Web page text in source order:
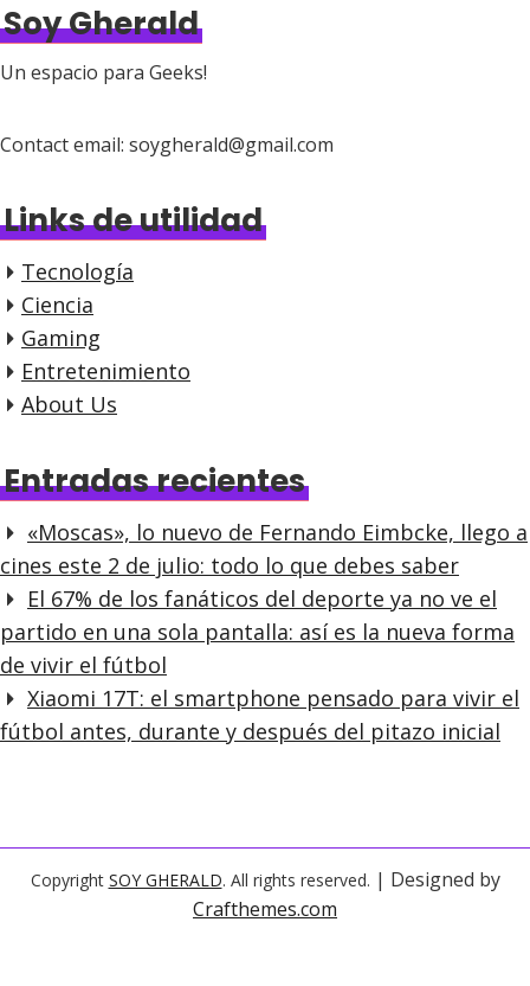
Soy Gherald
Un espacio para Geeks!
Contact email: soygherald@gmail.com
Links de utilidad
Tecnología
Ciencia
Gaming
Entretenimiento
About Us
Entradas recientes
«Moscas», lo nuevo de Fernando Eimbcke, llego a
cines este 2 de julio: todo lo que debes saber
El 67% de los fanáticos del deporte ya no ve el
partido en una sola pantalla: así es la nueva forma
de vivir el fútbol
Xiaomi 17T: el smartphone pensado para vivir el
fútbol antes, durante y después del pitazo inicial
Copyright SOY GHERALD. All rights reserved. | Designed by
Crafthemes.com